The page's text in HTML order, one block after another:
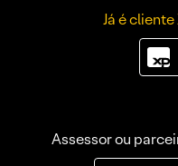
Já é cliente
Assessor ou